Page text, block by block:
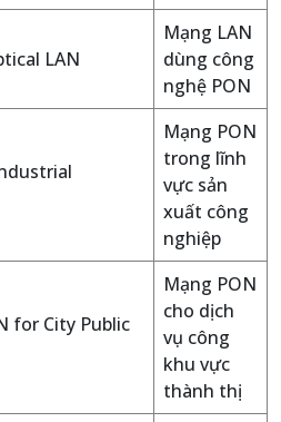
LAN
Mạng LAN
dùng công
nghệ PON
Mạng PON
trong lĩnh
vực sản
xuất công
nghiệp
for City Public
Mạng PON
cho dịch
vụ công
khu vực
thành thị